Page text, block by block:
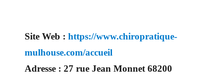
Site Web : https://www.chiropratique-
mulhouse.com/accueil
Adresse : 27 rue Jean Monnet 68200